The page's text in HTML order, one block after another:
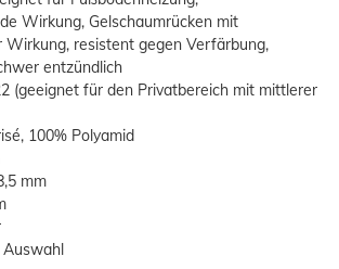
Wirkung, Gelschaumrücken mit
Wirkung, resistent gegen Verfärbung,
entzündlich
(geeignet für den Privatbereich mit mittlerer
100% Polyamid
mm
Auswahl